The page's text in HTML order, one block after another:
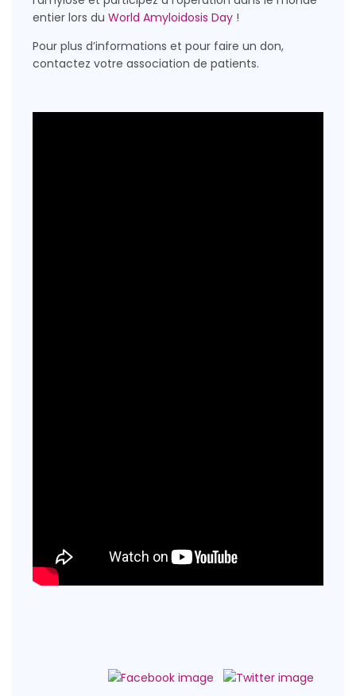
entier lors du World Amyloidosis Day !
Pour plus d’informations et pour faire un don,
contactez votre association de patients.